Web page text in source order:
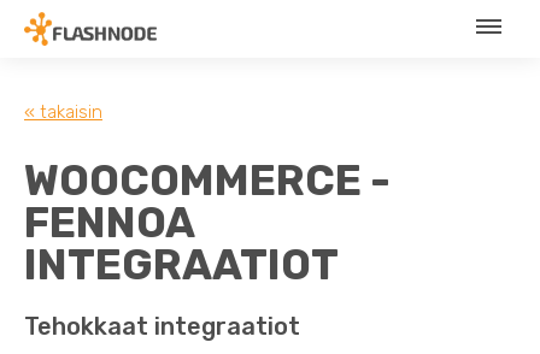
« takaisin
WOOCOMMERCE -
FENNOA
INTEGRAATIOT
Tehokkaat integraatiot